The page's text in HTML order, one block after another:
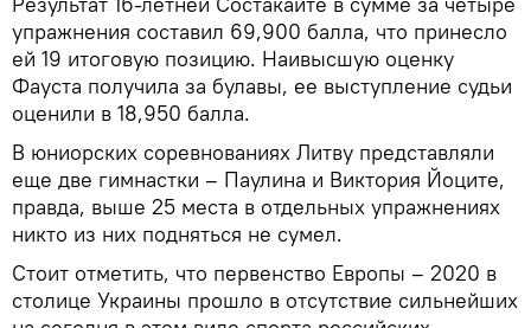
упражнения составил 69,900 балла, что принесло
ей 19 итоговую позицию. Наивысшую оценку
Фауста получила за булавы, ее выступление судьи
оценили в 18,950 балла.
В юниорских соревнованиях Литву представляли
еще две гимнастки – Паулина и Виктория Йоците,
правда, выше 25 места в отдельных упражнениях
никто из них подняться не сумел.
Стоит отметить, что первенство Европы – 2020 в
столице Украины прошло в отсутствие сильнейших